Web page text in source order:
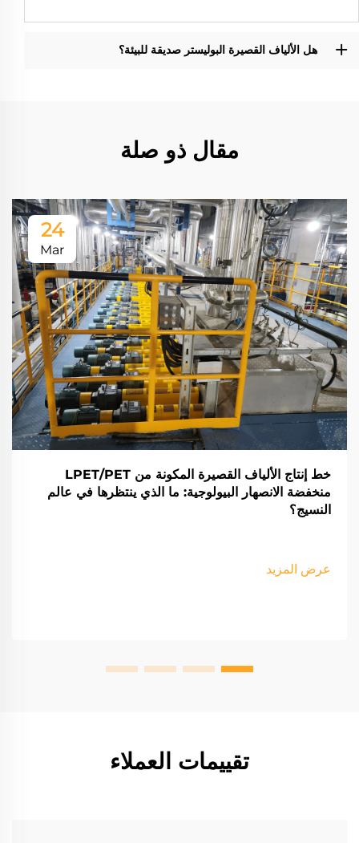
هل الألياف القصيرة البوليستر صديقة للبيئة؟
مقال ذو صلة
24
Mar
خط إنتاج الألياف القصيرة المكونة من LPET/PET
منخفضة الانصهار البيولوجية: ما الذي ينتظرها في عالم
النسيج؟
عرض المزيد
تقييمات العملاء